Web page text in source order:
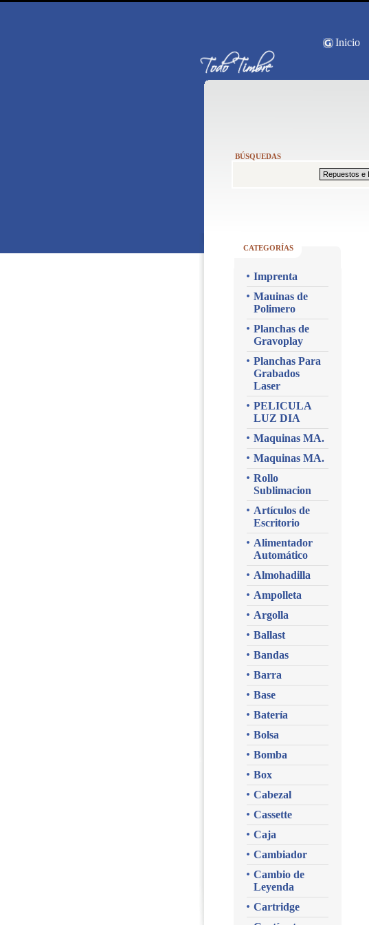
Inicio
BÚSQUEDAS
CATEGORÍAS
Imprenta
Mauinas de
Polimero
Planchas de
Gravoplay
Planchas Para
Grabados
Laser
PELICULA
LUZ DIA
Maquinas MA.
Maquinas MA.
Rollo
Sublimacion
Artículos de
Escritorio
Alimentador
Automático
Almohadilla
Ampolleta
Argolla
Ballast
Bandas
Barra
Base
Batería
Bolsa
Bomba
Box
Cabezal
Cassette
Caja
Cambiador
Cambio de
Leyenda
Cartridge